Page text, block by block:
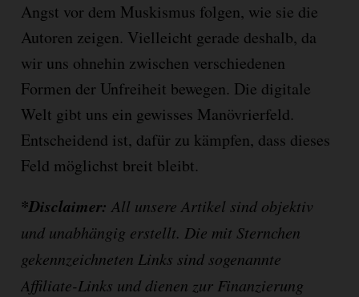
Angst vor dem Muskismus folgen, wie sie die
Autoren zeigen. Vielleicht gerade deshalb, da
wir uns ohnehin zwischen verschiedenen
Formen der Unfreiheit bewegen. Die digitale
Welt gibt uns ein gewisses Manövrierfeld.
Entscheidend ist, dafür zu kämpfen, dass dieses
Feld möglichst breit bleibt.
*Disclaimer: All unsere Artikel sind objektiv
und unabhängig erstellt. Die mit Sternchen
gekennzeichneten Links sind sogenannte
Affiliate-Links und dienen zur Finanzierung